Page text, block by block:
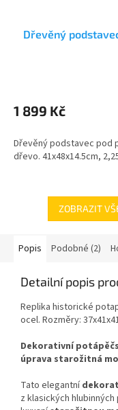
Dřevěný
1 899 Kč
Dřevěný podstavec pod
dřevo. 41x48x14.5cm,
ZOBRAZIT
Popis Podobné (2)
Detailní popis
Replika historické
ocel. Rozměry:
Dekorativní
úprava starožitná
Tato elegantní
z klasických